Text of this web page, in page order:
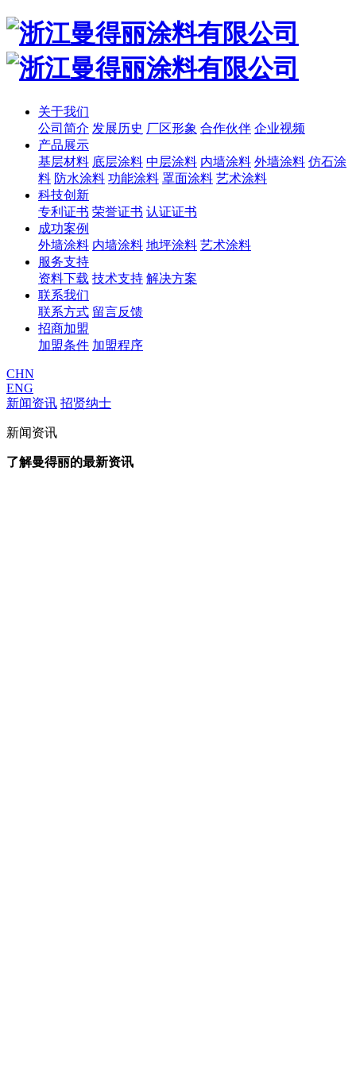
关于我们
公司简介 发展历史 厂区形象 合作伙伴 企业视频
产品展示
基层材料 底层涂料 中层涂料 内墙涂料 外墙涂料 仿石涂
料 防水涂料 功能涂料 罩面涂料 艺术涂料
科技创新
专利证书 荣誉证书 认证证书
成功案例
外墙涂料 内墙涂料 地坪涂料 艺术涂料
服务支持
资料下载 技术支持 解决方案
联系我们
联系方式 留言反馈
招商加盟
加盟条件 加盟程序
CHN
ENG
新闻资讯 招贤纳士
新闻资讯
了解曼得丽的最新资讯